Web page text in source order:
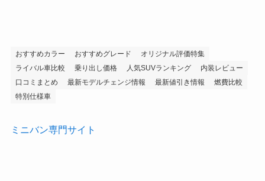
おすすめカラー おすすめグレード
オリジナル評価特集
ライバル車比較
乗り出し価格 人気SUVランキング
内装レビュー
口コミまとめ
最新モデルチェンジ情報 最新値引き情報
燃費比較
特別仕様車
ミニバン専門サイト